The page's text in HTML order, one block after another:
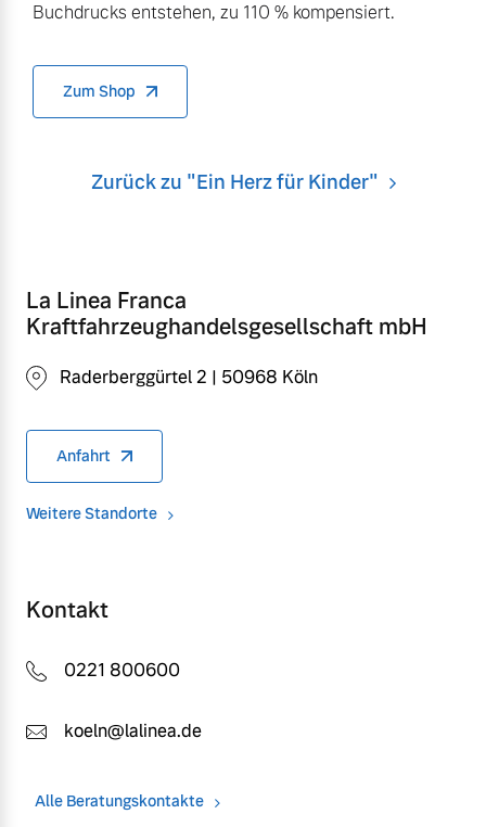
Buchdrucks entstehen, zu 110 % kompensiert.
Zum Shop
Zurück zu "Ein Herz für Kinder"
La Linea Franca
Kraftfahrzeughandelsgesellschaft mbH
Raderberggürtel 2 | 50968 Köln
Anfahrt
Weitere Standorte
Kontakt
0221 800600
koeln@lalinea.de
Alle Beratungskontakte